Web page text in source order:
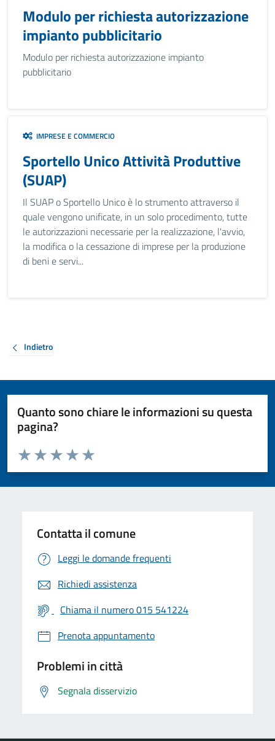
Modulo per richiesta autorizzazione
impianto pubblicitario
Modulo per richiesta autorizzazione impianto
pubblicitario
IMPRESE E COMMERCIO
Sportello Unico Attività Produttive
(SUAP)
Il SUAP o Sportello Unico è lo strumento attraverso il
quale vengono unificate, in un solo procedimento, tutte
le autorizzazioni necessarie per la realizzazione, l'avvio,
la modifica o la cessazione di imprese per la produzione
di beni e servi...
Indietro
Quanto sono chiare le informazioni su questa
pagina?
Valuta da 1 a 5 stelle la pagina
Valuta 5 stelle su 5
Valuta 4 stelle su 5
Valuta 3 stelle su 5
Valuta 2 stelle su 5
Valuta 1 stelle su 5
Contatta il comune
Leggi le domande frequenti
Richiedi assistenza
Chiama il numero 015 541224
Prenota appuntamento
Problemi in città
Segnala disservizio